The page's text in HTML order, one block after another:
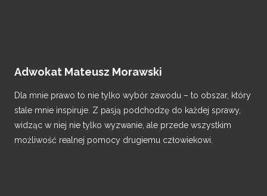
Adwokat Mateusz Morawski
Dla mnie prawo to nie tylko wybór zawodu – to obszar, który
stale mnie inspiruje. Z pasją podchodzę do każdej sprawy,
widząc w niej nie tylko wyzwanie, ale przede wszystkim
możliwość realnej pomocy drugiemu człowiekowi.